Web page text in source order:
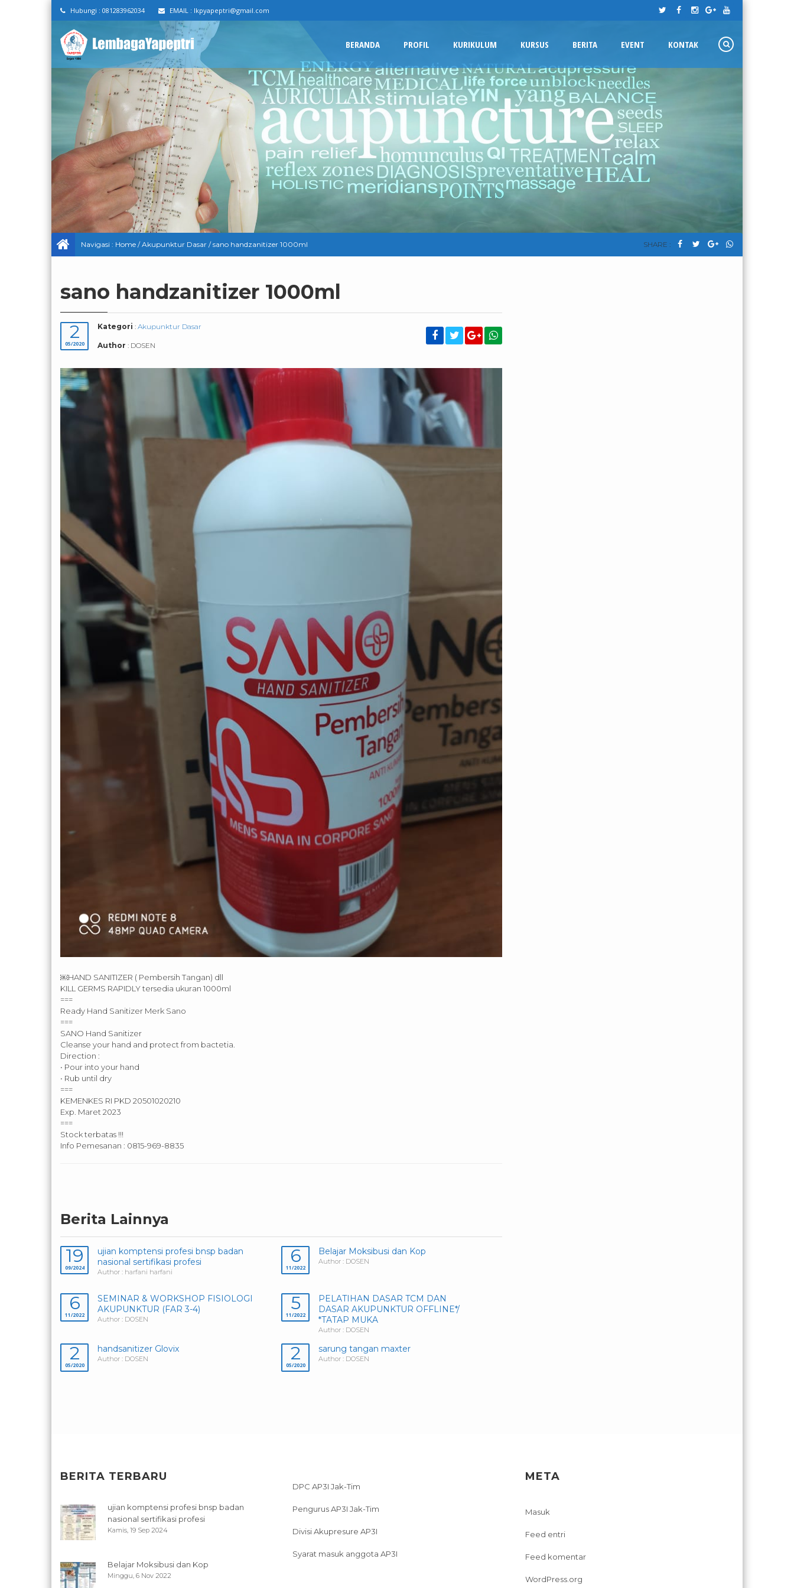
Hubungi : 081283962034 EMAIL : lkpyapeptri@gmail.com
BERANDA PROFIL KURIKULUM KURSUS BERITA EVENT KONTAK
Navigasi : Home /Akupunktur Dasar /sano handzanitizer 1000ml SHARE :
sano handzanitizer 1000ml
2
05/2020
Kategori : Akupunktur Dasar
Author : DOSEN
￼HAND SANITIZER ( Pembersih Tangan) dll
KILL GERMS RAPIDLY tersedia ukuran 1000ml
===
Ready Hand Sanitizer Merk Sano
===
SANO Hand Sanitizer
Cleanse your hand and protect from bactetia.
Direction :
• Pour into your hand
• Rub until dry
===
KEMENKES RI PKD 20501020210
Exp. Maret 2023
===
Stock terbatas !!!
Info Pemesanan : 0815-969-8835
Berita Lainnya
19
09/2024
ujian komptensi profesi bnsp badan
nasional sertifikasi profesi
Author : harfani harfani
6
11/2022
Belajar Moksibusi dan Kop
Author : DOSEN
6
11/2022
SEMINAR & WORKSHOP FISIOLOGI
AKUPUNKTUR (FAR 3-4)
Author : DOSEN
5
11/2022
PELATIHAN DASAR TCM DAN
DASAR AKUPUNKTUR OFFLINE*/
*TATAP MUKA
Author : DOSEN
2
05/2020
handsanitizer Glovix
Author : DOSEN 2
05/2020
sarung tangan maxter
Author : DOSEN
BERITA TERBARU
ujian komptensi profesi bnsp badan
nasional sertifikasi profesi
Kamis, 19 Sep 2024
Belajar Moksibusi dan Kop
Minggu, 6 Nov 2022
DPC AP3I Jak-Tim
Pengurus AP3I Jak-Tim
Divisi Akupresure AP3I
Syarat masuk anggota AP3I
META
Masuk
Feed entri
Feed komentar
WordPress.org